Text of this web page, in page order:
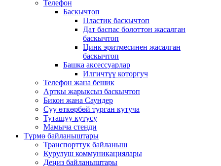
Телефон
Баскычтоп
Пластик баскычтоп
Дат баспас болоттон жасалган
баскычтоп
Цинк эритмесинен жасалган
баскычтоп
Башка аксессуарлар
Илгичтүү которгуч
Телефон жана бешик
Арткы жарыксыз баскычтоп
Бикон жана Саундер
Суу өткөрбөй турган кутуча
Туташуу кутусу
Мамыча стенди
Түрмө байланыштары
Транспорттук байланыш
Курулуш коммуникациялары
Деңиз байланыштары